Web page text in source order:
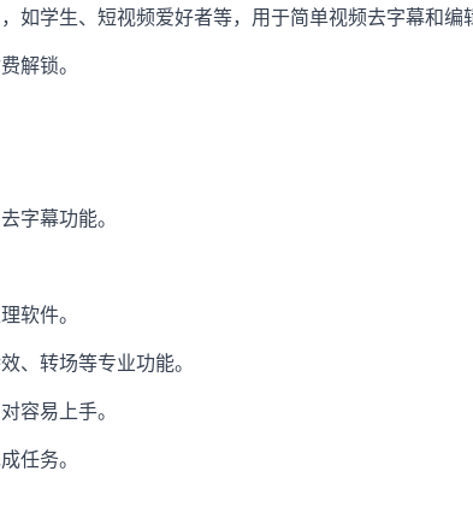
如学生、短视频爱好者等，用于简单视频去字幕和编
解锁。
字幕功能。
软件。
、转场等专业功能。
容易上手。
任务。